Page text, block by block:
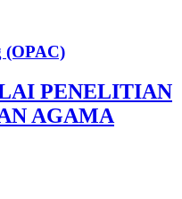
(OPAC)
PENELITIAN
AGAMA